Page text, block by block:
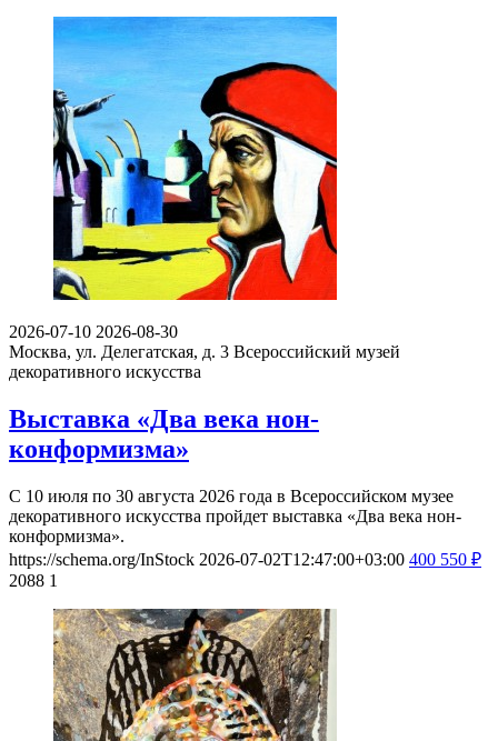
2026-07-10 2026-08-30
Москва, ул. Делегатская, д. 3 Всероссийский музей
декоративного искусства
Выставка «Два века нон-
конформизма»
С 10 июля по 30 августа 2026 года в Всероссийском музее
декоративного искусства пройдет выставка «Два века нон-
конформизма».
https://schema.org/InStock 2026-07-02T12:47:00+03:00 400 550 ₽
2088 1